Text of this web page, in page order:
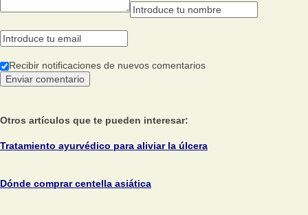
Recibir notificaciones de nuevos comentarios
Otros artículos que te pueden interesar:
Tratamiento ayurvédico para aliviar la úlcera
Dónde comprar centella asiática